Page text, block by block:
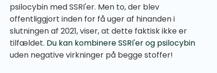
psilocybin med SSRI'er. Men to, der blev
offentliggjort inden for få uger af hinanden i
slutningen af 2021, viser, at dette faktisk ikke er
tilfældet. Du kan kombinere SSRI'er og psilocybin
uden negative virkninger på begge stoffer!